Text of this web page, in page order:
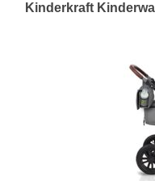
Kinderkraft